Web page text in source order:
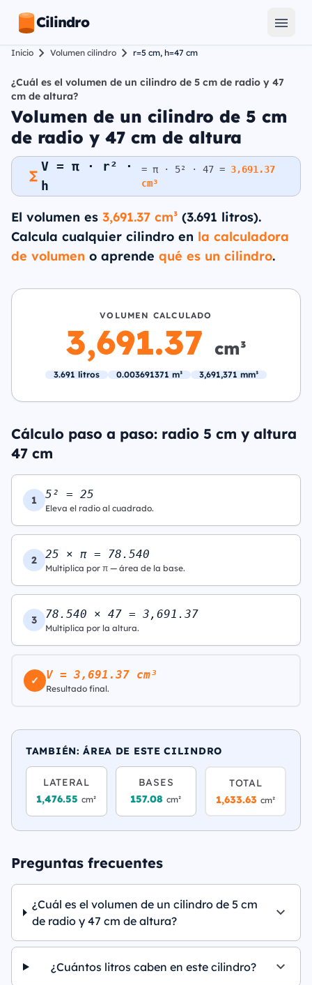
Cilindro
Inicio Volumen cilindro r=5 cm, h=47 cm
¿Cuál es el volumen de un cilindro de 5 cm de radio y 47
cm de altura?
Volumen de un cilindro de 5 cm
de radio y 47 cm de altura
V = π · r² ·
h
= π · 5² · 47 = 3,691.37
cm³
El volumen es 3,691.37 cm³ (3.691 litros).
Calcula cualquier cilindro en la calculadora
de volumen o aprende qué es un cilindro.
VOLUMEN CALCULADO
3,691.37 cm³
3.691 litros 0.003691371 m³ 3,691,371 mm³
Cálculo paso a paso: radio 5 cm y altura
47 cm
1 5² = 25
Eleva el radio al cuadrado.
2 25 × π = 78.540
Multiplica por π — área de la base.
3 78.540 × 47 = 3,691.37
Multiplica por la altura.
✓ V = 3,691.37 cm³
Resultado final.
TAMBIÉN: ÁREA DE ESTE CILINDRO
LATERAL
1,476.55cm²
BASES
157.08cm²
TOTAL
1,633.63cm²
Preguntas frecuentes
¿Cuál es el volumen de un cilindro de 5 cm
de radio y 47 cm de altura?
¿Cuántos litros caben en este cilindro?